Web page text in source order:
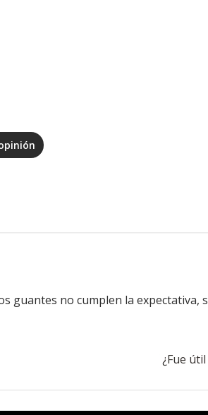
guantes no cumplen la expectativa,
¿Fue